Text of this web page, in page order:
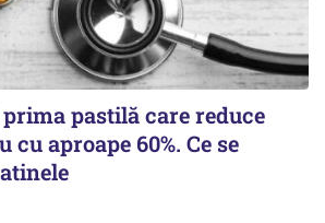
pastilă care reduce
aproape 60%. Ce se